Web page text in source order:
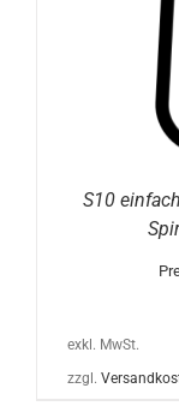
S10
exkl. MwSt.
zzgl.